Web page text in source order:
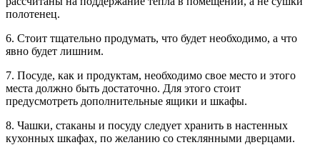
полотенец.
6. Стоит тщательно продумать, что будет необходимо, а что
явно будет лишним.
7. Посуде, как и продуктам, необходимо свое место и этого
места должно быть достаточно. Для этого стоит
предусмотреть дополнительные ящики и шкафы.
8. Чашки, стаканы и посуду следует хранить в настенных
кухонных шкафах, по желанию со стеклянными дверцами.